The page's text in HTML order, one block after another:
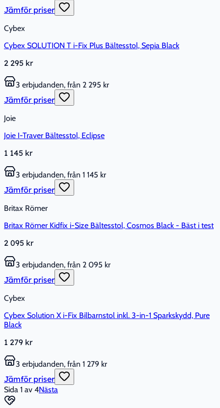
Jämför priser
Cybex
Cybex SOLUTION T i-Fix Plus Bältesstol, Sepia Black
2 295 kr
3 erbjudanden, från 2 295 kr
Jämför priser
Joie
Joie I-Traver Bältesstol, Eclipse
1 145 kr
3 erbjudanden, från 1 145 kr
Jämför priser
Britax Römer
Britax Römer Kidfix i-Size Bältesstol, Cosmos Black - Bäst i test
2 095 kr
3 erbjudanden, från 2 095 kr
Jämför priser
Cybex
Cybex Solution X i-Fix Bilbarnstol inkl. 3-in-1 Sparkskydd, Pure
Black
1 279 kr
3 erbjudanden, från 1 279 kr
Jämför priser
Sida 1 av 4Nästa